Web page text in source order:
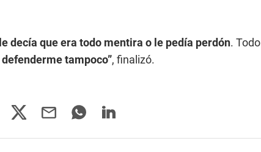
decía que era todo mentira o le pedía perdón. Todo
tampoco”, finalizó.